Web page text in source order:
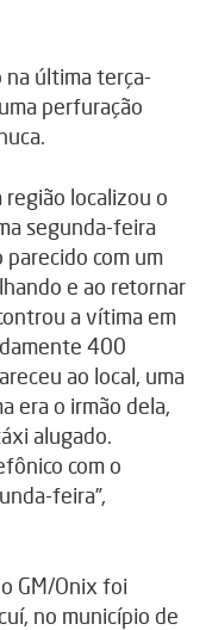
na última terça-
perfuração
região localizou o
segunda-feira
com um
e ao retornar
a vítima em
400
ao local, uma
era o irmão dela,
alugado.
com o
feira”,
GM/Onix foi
no município de